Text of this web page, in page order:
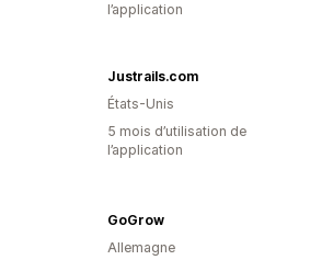
l’application
Justrails.com
États-Unis
5 mois d’utilisation de
l’application
GoGrow
Allemagne